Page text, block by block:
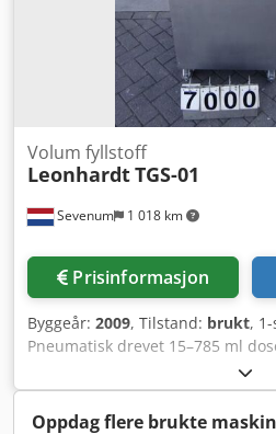
Sevenum 1 018 km
Volum fyllstoff
LeonhardtTGS-01
Prisinformasjon
Byggeår: 2009, Tilstand: brukt,
Pneumatisk drevet 15–785 ml
100 ml Chjdpsf Rkydsfx Afpea
justeres etter kundens behov
Oppdag flere brukte